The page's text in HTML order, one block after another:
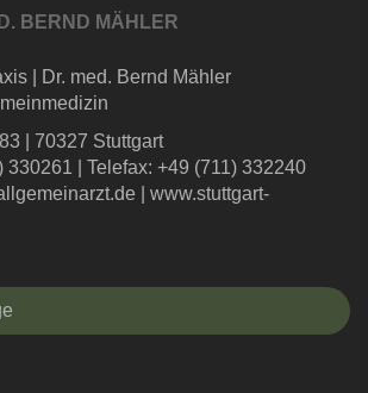
BERND MÄHLER
Dr. med. Bernd Mähler
70327 Stuttgart
330261
Telefax: +49 (711) 332240
www.stuttgart-